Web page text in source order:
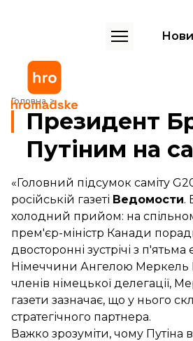
Головна
Президент Бразилії – єдина, хто сів за
Президент
Путіним на
«Головний підсумок саміту
російській газеті Ведомости.
холодний прийом: на
прем'єр-міністр Канади
двосторонні зустрічі з
Німеччини Ангелою Меркель
членів німецької
газети зазначає, що у нього
стратегічного партнера.
Важко зрозуміти, чому Путіна